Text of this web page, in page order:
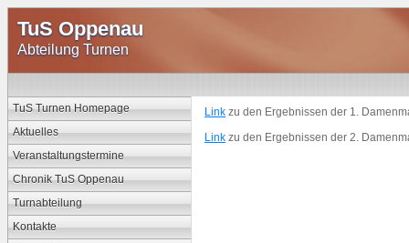
TuS Oppenau
Abteilung Turnen
TuS Turnen Homepage
Aktuelles
Veranstaltungstermine
Chronik TuS Oppenau
Turnabteilung
Kontakte
Link zu den Ergebnissen der 1.
Link zu den Ergebnissen der 2.